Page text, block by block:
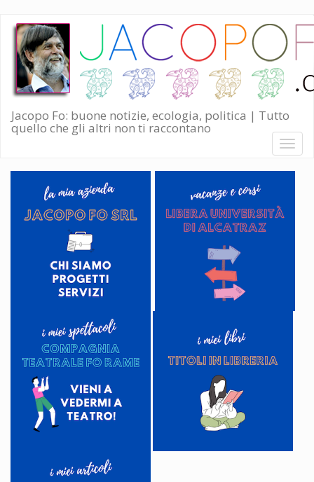
Salta
contenuto
principale
Jacopo Fo: buone notizie, ecologia, politica | Tutto
quello che gli altri non ti raccontano
Toggle